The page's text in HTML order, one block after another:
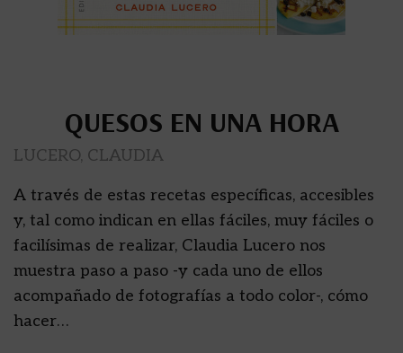
QUESOS EN UNA HORA
LUCERO, CLAUDIA
A través de estas recetas específicas, accesibles
y, tal como indican en ellas fáciles, muy fáciles o
facilísimas de realizar, Claudia Lucero nos
muestra paso a paso -y cada uno de ellos
acompañado de fotografías a todo color-, cómo
hacer…